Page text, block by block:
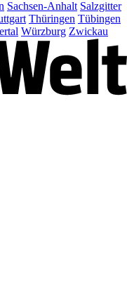
Sachsen-Anhalt Salzgitter
Thüringen Tübingen
Würzburg Zwickau